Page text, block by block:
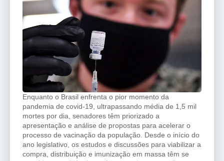
Enquanto o Brasil enfrenta o pior momento da
pandemia de covid-19, ultrapassando média de 1,5 mil
mortes por dia, senadores têm priorizado a
apresentação e análise de propostas para acelerar o
processo de vacinação da população. Desde o início do
ano legislativo, os estudos e discussões para viabilizar a
compra, distribuição e imunização em massa têm se